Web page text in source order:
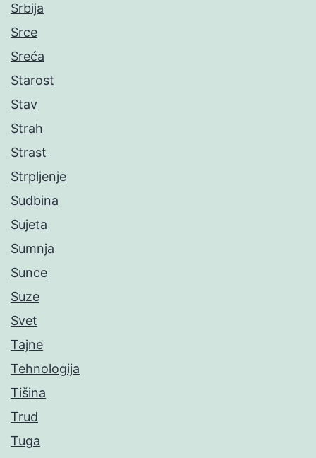
Srbija
Srce
Sreća
Starost
Stav
Strah
Strast
Strpljenje
Sudbina
Sujeta
Sumnja
Sunce
Suze
Svet
Tajne
Tehnologija
Tišina
Trud
Tuga